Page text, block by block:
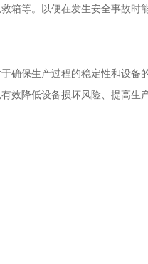
等。以便在发生安全事故时
保生产过程的稳定性和设备
效降低设备损坏风险、提高